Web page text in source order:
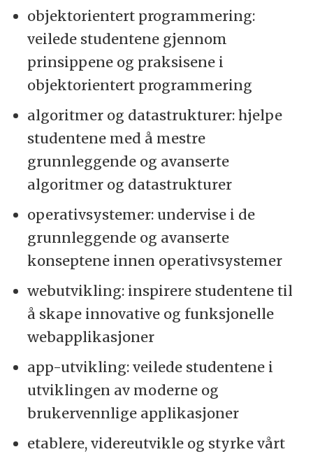
objektorientert programmering:
veilede studentene gjennom
prinsippene og praksisene i
objektorientert programmering
algoritmer og datastrukturer: hjelpe
studentene med å mestre
grunnleggende og avanserte
algoritmer og datastrukturer
operativsystemer: undervise i de
grunnleggende og avanserte
konseptene innen operativsystemer
webutvikling: inspirere studentene til
å skape innovative og funksjonelle
webapplikasjoner
app-utvikling: veilede studentene i
utviklingen av moderne og
brukervennlige applikasjoner
etablere, videreutvikle og styrke vårt